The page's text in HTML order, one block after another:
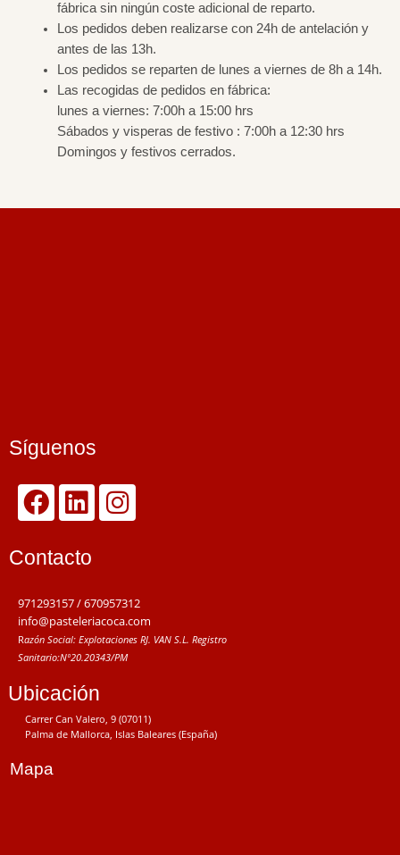
fábrica sin ningún coste adicional de reparto.
Los pedidos deben realizarse con 24h de antelación y
antes de las 13h.
Los pedidos se reparten de lunes a viernes de 8h a 14h.
Las recogidas de pedidos en fábrica:
lunes a viernes: 7:00h a 15:00 hrs
Sábados y visperas de festivo : 7:00h a 12:30 hrs
Domingos y festivos cerrados.
Síguenos
Contacto
971293157 / 670957312
info@pasteleriacoca.com
Razón Social: Explotaciones RJ. VAN S.L. Registro
Sanitario:Nº20.20343/PM
Ubicación
Carrer Can Valero, 9 (07011)
Palma de Mallorca, Islas Baleares (España)
Mapa